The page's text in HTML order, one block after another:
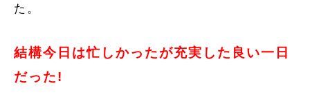
た。
結構今日は忙しかったが充実した良い一日
だった!